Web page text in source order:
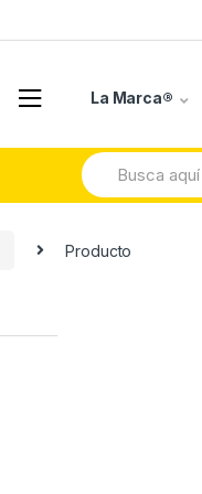
La Marca®
Search
for:
Producto